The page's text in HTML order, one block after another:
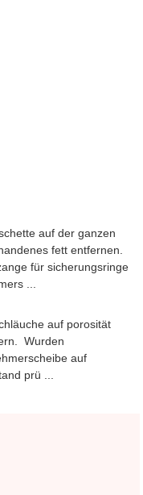
auf der ganzen
fett entfernen.
für sicherungsringe
...
auf porosität
Wurden
auf
prü ...